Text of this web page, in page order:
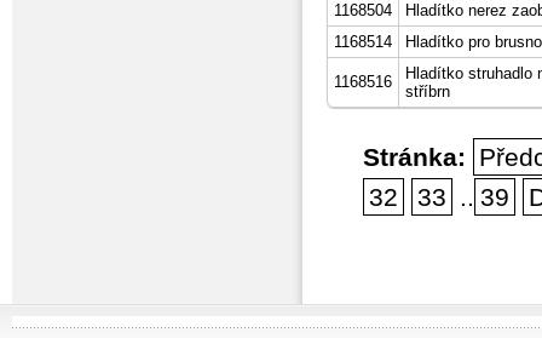
1168504
Hladítko nerez
1168514
Hladítko pro
1168516
Hladítko struhadlo
stříbrn
Stránka:
32
33 .. 39